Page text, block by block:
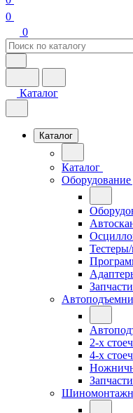
0
0
Каталог
Каталог
Каталог
Оборудование
2-х
4-х